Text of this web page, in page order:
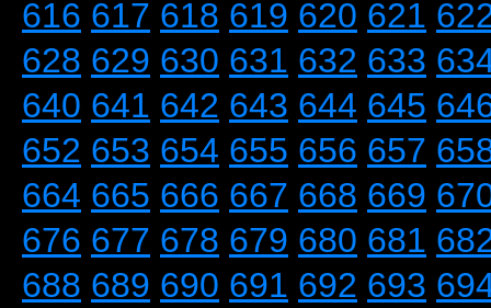
616 617 618 619 620 621
628 629 630 631 632 633
640 641 642 643 644 645
652 653 654 655 656 657
664 665 666 667 668 669
676 677 678 679 680 681
688 689 690 691 692 693